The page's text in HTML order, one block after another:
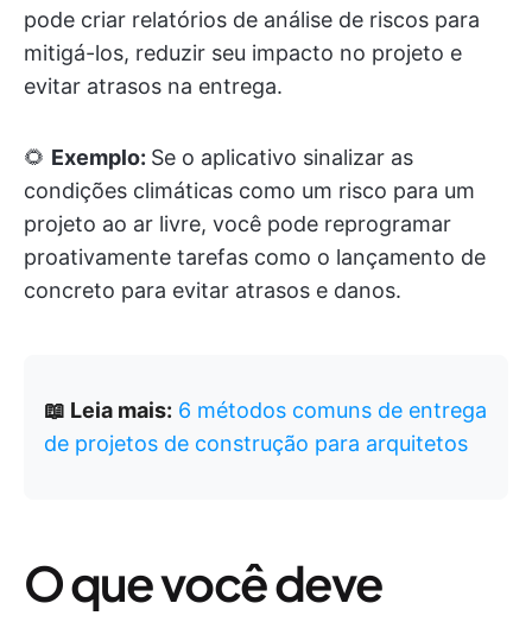
pode criar relatórios de análise de riscos para
mitigá-los, reduzir seu impacto no projeto e
evitar atrasos na entrega.
🌻 Exemplo: Se o aplicativo sinalizar as
condições climáticas como um risco para um
projeto ao ar livre, você pode reprogramar
proativamente tarefas como o lançamento de
concreto para evitar atrasos e danos.
📖 Leia mais: 6 métodos comuns de entrega
de projetos de construção para arquitetos
O que você deve